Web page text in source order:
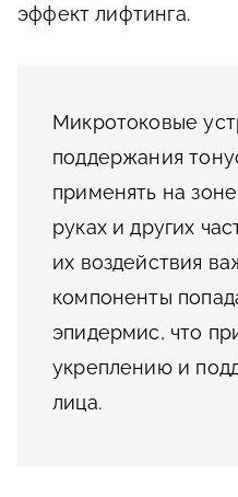
эффект лифтинга.
Микротоковые
поддержания
применять на
руках и других
их воздействия
компоненты
эпидермис, что
укреплению и
лица.